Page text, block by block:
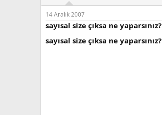
a
ş
l
a
t
ç
a
r
i
14 Aralık 2007
sayısal size çıksa ne yaparsınız?
sayısal size çıksa ne yaparsınız?